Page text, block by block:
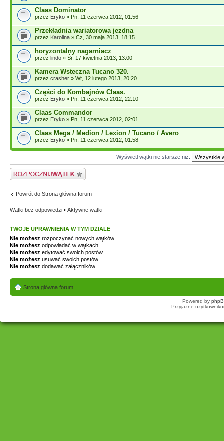
Claas Dominator
przez Eryko » Pn, 11 czerwca 2012, 01:56
Przekładnia wariatorowa jezdna
przez Karolina » Cz, 30 maja 2013, 18:15
horyzontalny nagarniacz
przez lindo » Śr, 17 kwietnia 2013, 13:00
Kamera Wsteczna Tucano 320.
przez crasher » Wt, 12 lutego 2013, 20:20
Części do Kombajnów Claas.
przez Eryko » Pn, 11 czerwca 2012, 22:10
Claas Commandor
przez Eryko » Pn, 11 czerwca 2012, 02:01
Claas Mega / Medion / Lexion / Tucano / Avero
przez Eryko » Pn, 11 czerwca 2012, 01:58
Wyświetl wątki nie starsze niż:
Napisz wątek
Powrót do Strona główna forum
Wątki bez odpowiedzi • Aktywne wątki
TWOJE UPRAWNIENIA W TYM DZIALE
Nie możesz rozpoczynać nowych wątków
Nie możesz odpowiadać w wątkach
Nie możesz edytować swoich postów
Nie możesz usuwać swoich postów
Nie możesz dodawać załączników
Strona główna forum
Powered by
Przyjazne